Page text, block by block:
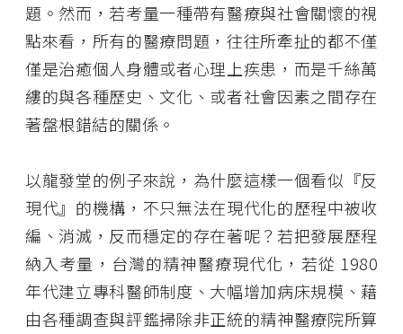
題。然而，若考量一種帶有醫療與社會關懷的視
點來看，所有的醫療問題，往往所牽扯的都不僅
僅是治癒個人身體或者心理上疾患，而是千絲萬
縷的與各種歷史、文化、或者社會因素之間存在
著盤根錯結的關係。
以龍發堂的例子來說，為什麼這樣一個看似『反
現代』的機構，不只無法在現代化的歷程中被收
編、消滅，反而穩定的存在著呢？若把發展歷程
納入考量，台灣的精神醫療現代化，若從 1980
年代建立專科醫師制度、大幅增加病床規模、藉
由各種調查與評鑑掃除非正統的精神醫療院所算